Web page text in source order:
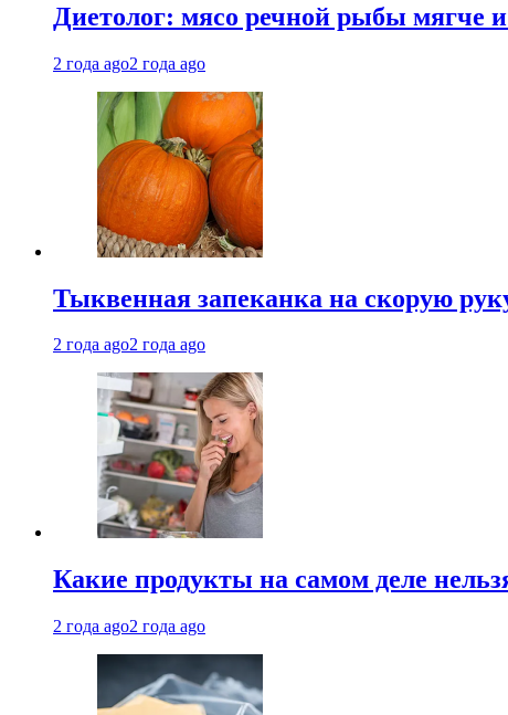
Диетолог: мясо речной рыбы мягче
2 года ago2 года ago
Тыквенная запеканка на скорую
2 года ago2 года ago
Какие продукты на самом деле
2 года ago2 года ago